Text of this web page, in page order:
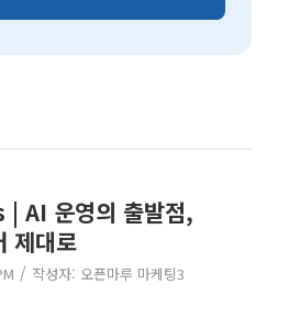
AI 운영의 출발점,
제대로
/ 작성자: 오픈마루 마케팅3